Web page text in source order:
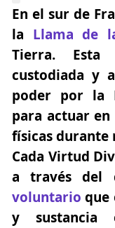
En el sur de
la Llama de
Tierra. Esta
custodiada y
poder por la
para actuar
físicas durante
Cada Virtud
a través del
voluntario que
y sustancia